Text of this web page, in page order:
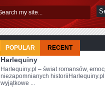
POPULAR RECENT
Harlequiny
Harlequiny.pl – świat romansów,
niezapomnianych
wyjątkowe ...